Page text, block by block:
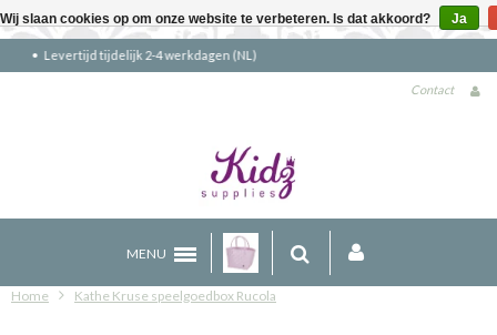
Gratis verzending boven €90 (NL)
Contact
MENU
Home Kathe Kruse speelgoedbox Rucola
Wij slaan cookies op om onze website te verbeteren. Is dat akkoord? Ja